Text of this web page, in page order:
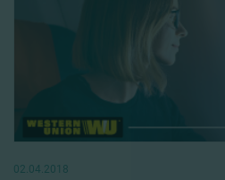
02.04.2018